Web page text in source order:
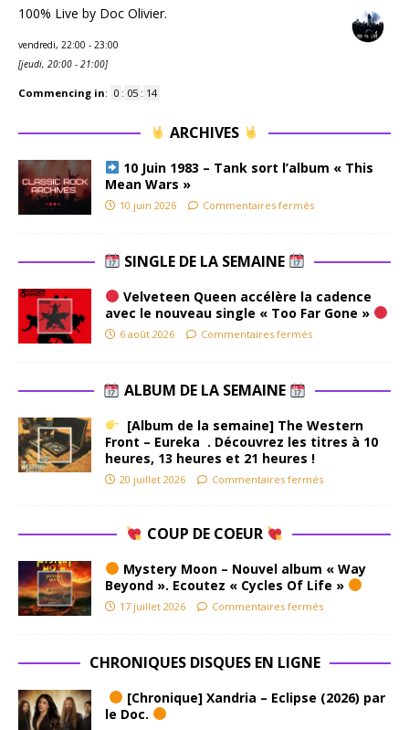
100% Live by Doc Olivier.
vendredi, 22:00 - 23:00
[jeudi, 20:00 - 21:00]
Commencing in: 0 : 05 : 13
ARCHIVES
10 Juin 1983 – Tank sort l’album « This
Mean Wars »
10 juin 2026 Commentaires fermés
SINGLE DE LA SEMAINE
Velveteen Queen accélère la cadence
avec le nouveau single « Too Far Gone »
6 août 2026 Commentaires fermés
ALBUM DE LA SEMAINE
[Album de la semaine] The Western
Front – Eureka . Découvrez les titres à 10
heures, 13 heures et 21 heures !
20 juillet 2026 Commentaires fermés
COUP DE COEUR
Mystery Moon – Nouvel album « Way
Beyond ». Ecoutez « Cycles Of Life »
17 juillet 2026 Commentaires fermés
CHRONIQUES DISQUES EN LIGNE
[Chronique] Xandria – Eclipse (2026) par
le Doc.